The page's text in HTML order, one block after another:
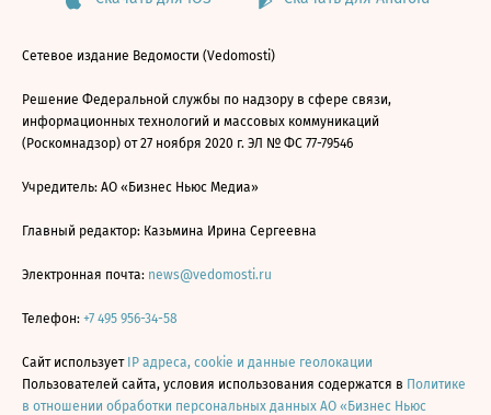
Сетевое издание Ведомости (Vedomosti)
Решение Федеральной службы по надзору в сфере связи,
информационных технологий и массовых коммуникаций
(Роскомнадзор) от 27 ноября 2020 г. ЭЛ № ФС 77-79546
Учредитель: АО «Бизнес Ньюс Медиа»
Главный редактор: Казьмина Ирина Сергеевна
Электронная почта: news@vedomosti.ru
Телефон: +7 495 956-34-58
Сайт использует IP адреса, cookie и данные геолокации
Пользователей сайта, условия использования содержатся в Политике
в отношении обработки персональных данных АО «Бизнес Ньюс